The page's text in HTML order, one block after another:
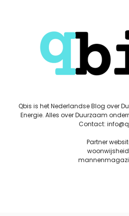
Qbis is het Nederlandse Blog over
Energie. Alles over Duurzaam
Contact:
Partner